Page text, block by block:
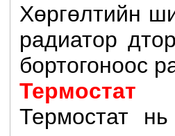
Хөргөлтийн
радиатор
бортогоноос
Термостат
Термостат